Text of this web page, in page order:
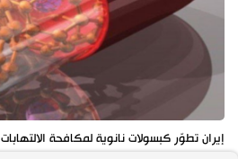
إيران تطوّر كبسولات نانوية لمكافحة الالتهابات